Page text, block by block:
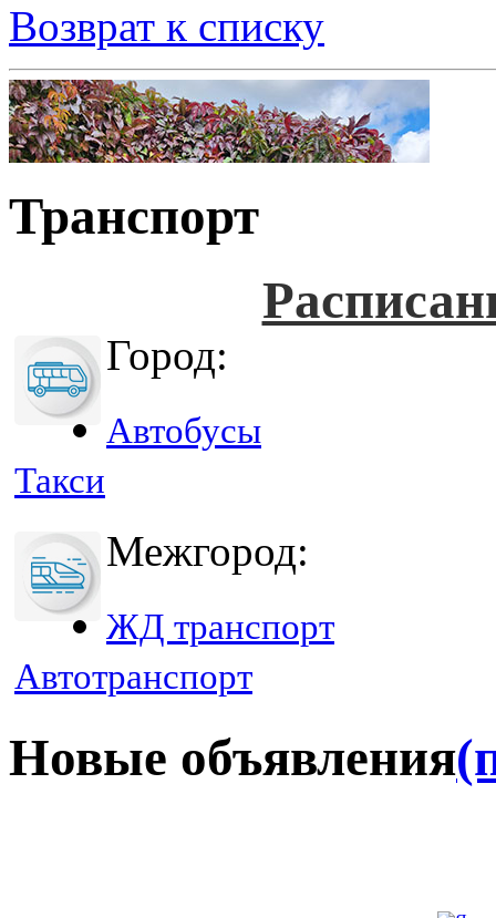
Возврат к списку
Транспорт
Город:
Автобусы
Такси
Межгород:
ЖД транспорт
Автотранспорт
Новые объявления